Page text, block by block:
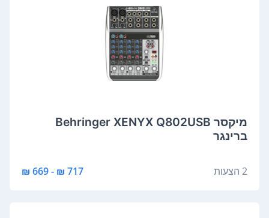
‏מיקסר Behringer XENYX Q802USB
ברינגר
2 הצעות 717 ₪ - 669 ₪